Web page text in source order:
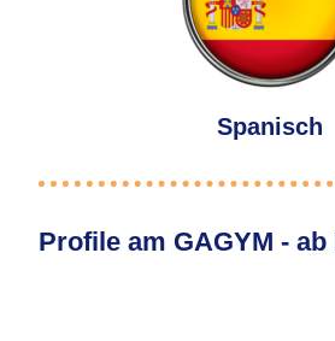
Spanisch
Profile am GAGYM - ab